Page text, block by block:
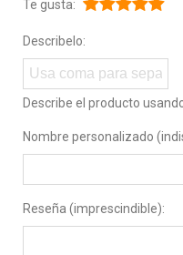
Te gusta:
Describelo:
Describe el producto
Nombre personalizado
Reseña (imprescindible):